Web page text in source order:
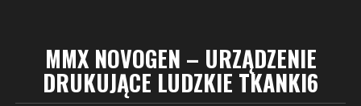
MMX NOVOGEN – URZĄDZENIE
DRUKUJĄCE LUDZKIE TKANKI6